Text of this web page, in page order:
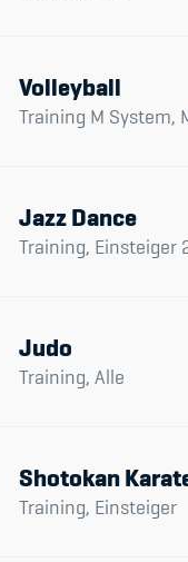
Volleyball
Training M System,
Jazz Dance
Training, Einsteiger
Judo
Training, Alle
Shotokan
Training, Einsteiger